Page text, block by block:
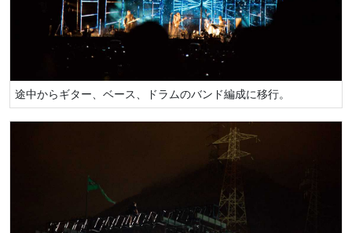
途中からギター、ベース、ドラムのバンド編成に移行。